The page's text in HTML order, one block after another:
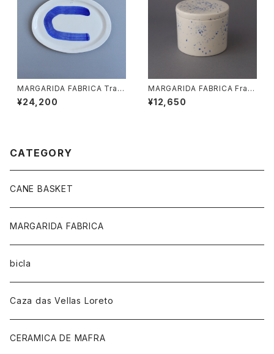
MARGARIDA FABRICA Trav
essa Plate Nr.1
¥24,200
MARGARIDA FABRICA Fras
co Pot
¥12,650
CATEGORY
CANE BASKET
MARGARIDA FABRICA
bicla
Caza das Vellas Loreto
CERAMICA DE MAFRA